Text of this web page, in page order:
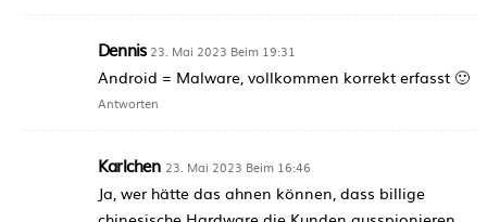
Dennis 23. Mai 2023 Beim 19:31
Android = Malware, vollkommen korrekt erfasst 🙂
Antworten
Karlchen 23. Mai 2023 Beim 16:46
Ja, wer hätte das ahnen können, dass billige